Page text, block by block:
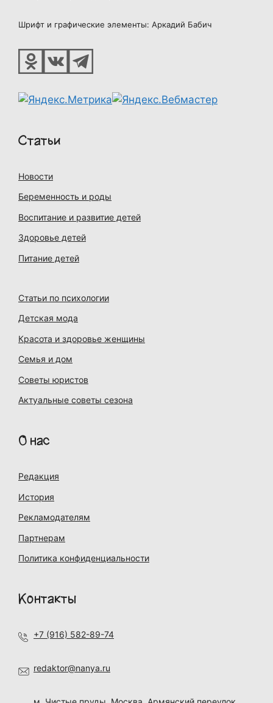
Шрифт и графические элементы: Аркадий Бабич
Статьи
Новости
Беременность и роды
Воспитание и развитие детей
Здоровье детей
Питание детей
Статьи по психологии
Детская мода
Красота и здоровье женщины
Семья и дом
Советы юристов
Актуальные советы сезона
О нас
Редакция
История
Рекламодателям
Партнерам
Политика конфиденциальности
Контакты
+7 (916) 582-89-74
redaktor@nanya.ru